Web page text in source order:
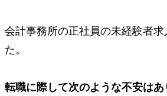
会計事務所の正社員の未経験者
た。
転職に際して次のような不安はあ